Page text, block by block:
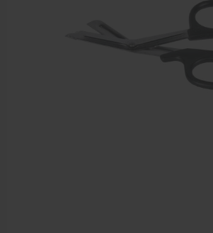
Verbandtrommels